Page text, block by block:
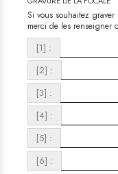
Si vous souhaitez
merci de les renseigner
[1] :
[2] :
[3] :
[4] :
[5] :
[6] :